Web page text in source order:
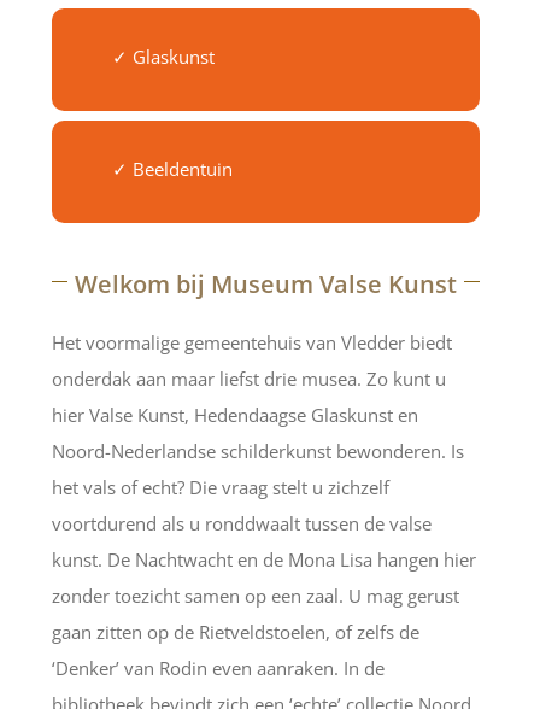
✓ Glaskunst
✓ Beeldentuin
Welkom bij Museum Valse Kunst
Het voormalige gemeentehuis van Vledder biedt
onderdak aan maar liefst drie musea. Zo kunt u
hier Valse Kunst, Hedendaagse Glaskunst en
Noord-Nederlandse schilderkunst bewonderen. Is
het vals of echt? Die vraag stelt u zichzelf
voortdurend als u ronddwaalt tussen de valse
kunst. De Nachtwacht en de Mona Lisa hangen hier
zonder toezicht samen op een zaal. U mag gerust
gaan zitten op de Rietveldstoelen, of zelfs de
‘Denker’ van Rodin even aanraken. In de
bibliotheek bevindt zich een ‘echte’ collectie Noord